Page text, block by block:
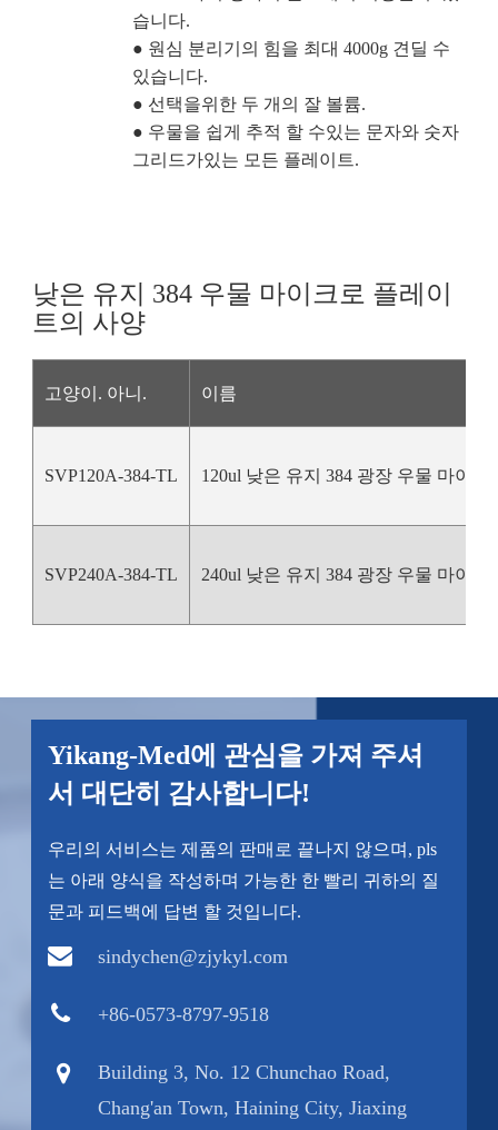
습니다.
● 원심 분리기의 힘을 최대 4000g 견딜 수
있습니다.
● 선택을위한 두 개의 잘 볼륨.
● 우물을 쉽게 추적 할 수있는 문자와 숫자
그리드가있는 모든 플레이트.
낮은 유지 384 우물 마이크로 플레이
트의 사양
고양이. 아니. 이름
SVP120A-384-TL 120ul 낮은 유지 384 광장 우물 마이크
SVP240A-384-TL 240ul 낮은 유지 384 광장 우물 마이크
Yikang-Med에 관심을 가져 주셔
서 대단히 감사합니다!
우리의 서비스는 제품의 판매로 끝나지 않으며, pls
는 아래 양식을 작성하며 가능한 한 빨리 귀하의 질
문과 피드백에 답변 할 것입니다.
sindychen@zjykyl.com
+86-0573-8797-9518
Building 3, No. 12 Chunchao Road,
Chang'an Town, Haining City, Jiaxing